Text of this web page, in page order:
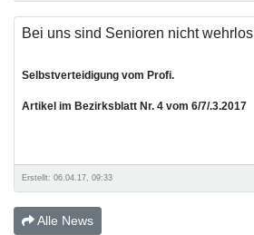
Bei uns sind Senioren nicht wehrlos
Selbstverteidigung vom Profi.
Artikel im Bezirksblatt Nr. 4 vom 6/7/.3.2017
Erstellt: 06.04.17, 09:33
Alle News